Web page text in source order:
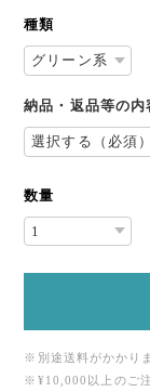
種類
納品・返品等の内
数量
※別途送料がかかり
※¥10,000以上のご